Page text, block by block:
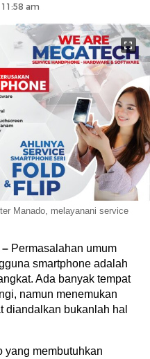
am
Manado, melayanani service
– Permasalahan umum
smartphone adalah
Ada banyak tempat
namun menemukan
diandalkan bukanlah hal
yang membutuhkan